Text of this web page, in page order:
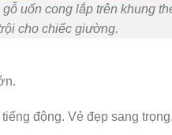
uốn cong lắp trên khung
cho chiếc giường.
động. Vẻ đẹp sang